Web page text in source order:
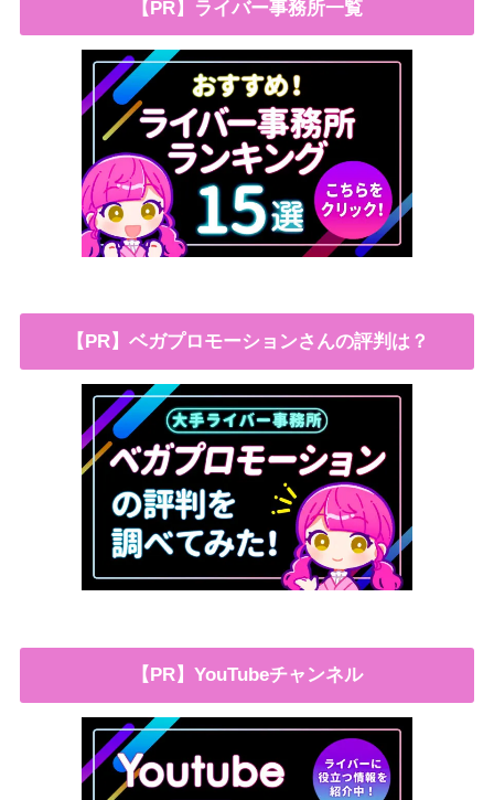
【PR】ライバー事務所一覧
【PR】ベガプロモーションさんの評判は？
【PR】YouTubeチャンネル